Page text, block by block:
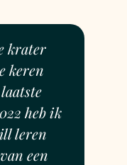
krater
keren
heb ik
leren
een